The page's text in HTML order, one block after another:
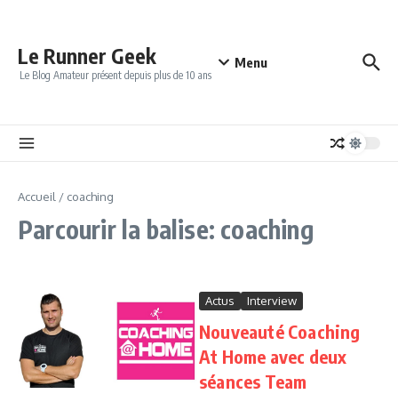
Le Runner Geek
Le Blog Amateur présent depuis plus de 10 ans
Menu
Accueil / coaching
Parcourir la balise: coaching
Actus Interview
Nouveauté Coaching
At Home avec deux
séances Team